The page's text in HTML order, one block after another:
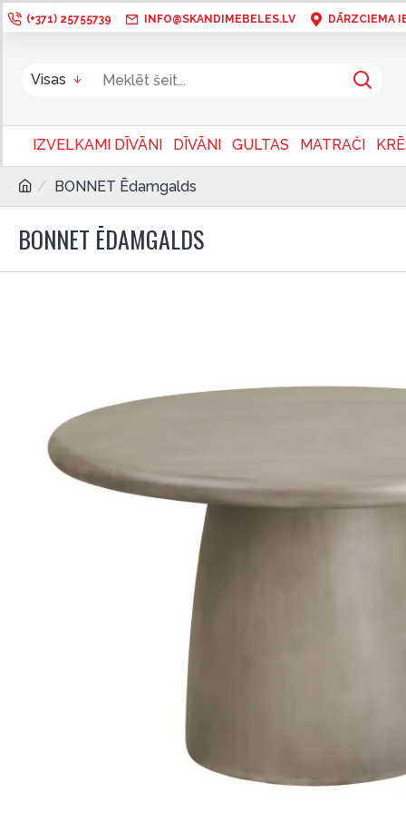
(+371) 25755739 INFO@SKANDIMEBELES.LV DĀRZCIEMA
Visas
IZVELKAMI DĪVĀNI DĪVĀNI GULTAS MATRAČI
BONNET Ēdamgalds
BONNET ĒDAMGALDS